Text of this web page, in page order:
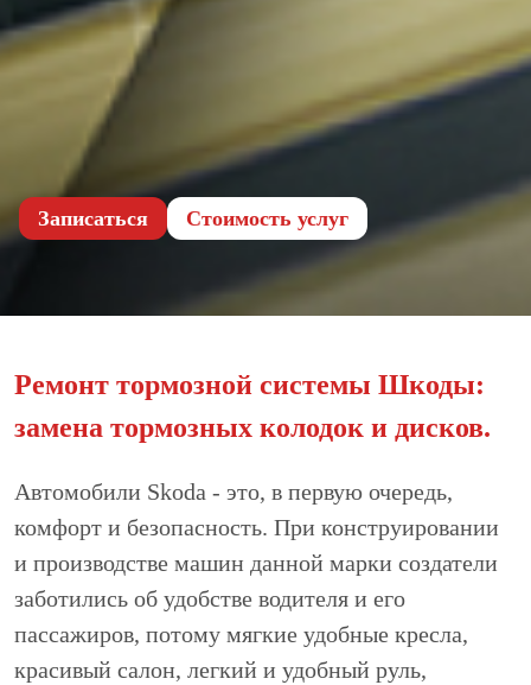
Записаться Cтоимость услуг
Ремонт тормозной системы Шкоды:
замена тормозных колодок и дисков.
Автомобили Skoda - это, в первую очередь,
комфорт и безопасность. При конструировании
и производстве машин данной марки создатели
заботились об удобстве водителя и его
пассажиров, потому мягкие удобные кресла,
красивый салон, легкий и удобный руль,